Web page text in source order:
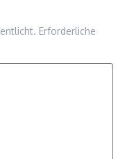
Erforderliche